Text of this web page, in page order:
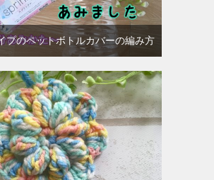
プのペットボトルカバーの編み方